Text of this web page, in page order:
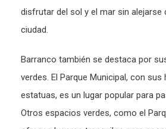
disfrutar del sol y el mar sin alejarse
ciudad.
Barranco también se destaca por
verdes. El Parque Municipal, con
estatuas, es un lugar popular para
Otros espacios verdes, como el